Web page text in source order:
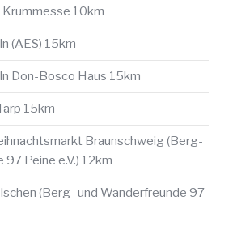
10km
(AES) 15km
Don-Bosco Haus 15km
15km
Braunschweig (Berg-
Peine e.V.) 12km
(Berg- und Wanderfreunde 97